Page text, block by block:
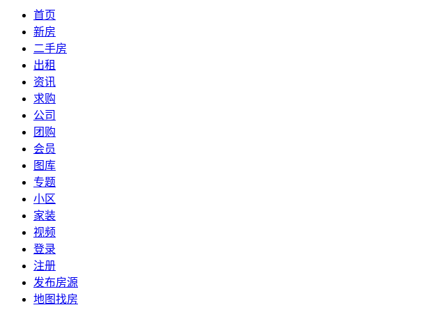
首页
新房
二手房
出租
资讯
求购
公司
团购
会员
图库
专题
小区
家装
视频
登录
注册
发布房源
地图找房